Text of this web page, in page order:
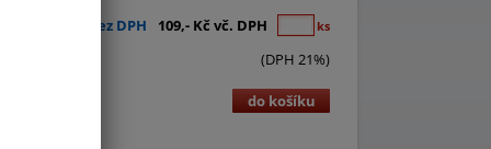
90,- Kč bez DPH 109,- Kč vč. DPH ks
(DPH 21%)
do košíku